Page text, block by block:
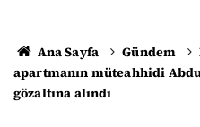
Ana Sayfa Gündem
apartmanın müteahhidi
gözaltına alındı